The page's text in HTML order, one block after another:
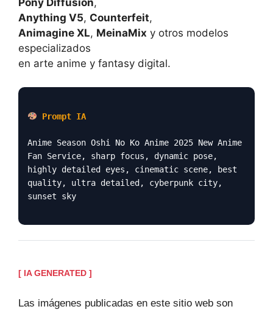
Pony Diffusion,
Anything V5, Counterfeit,
Animagine XL, MeinaMix y otros modelos
especializados
en arte anime y fantasy digital.
Prompt IA
Anime Season Oshi No Ko Anime 2025 New Anime
Fan Service, sharp focus, dynamic pose,
highly detailed eyes, cinematic scene, best
quality, ultra detailed, cyberpunk city,
sunset sky
[ IA GENERATED ]
Las imágenes publicadas en este sitio web son